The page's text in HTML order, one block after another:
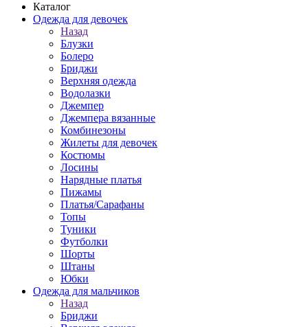
Каталог
Одежда для девочек
Назад
Блузки
Болеро
Бриджи
Верхняя одежда
Водолазки
Джемпер
Джемпера вязанные
Комбинезоны
Жилеты для девочек
Костюмы
Лосины
Нарядные платья
Пижамы
Платья/Сарафаны
Топы
Туники
Футболки
Шорты
Штаны
Юбки
Одежда для мальчиков
Назад
Бриджи